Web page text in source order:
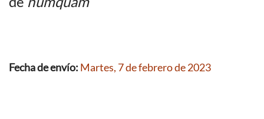
Fecha de envío: Martes, 7 de febrero de 2023